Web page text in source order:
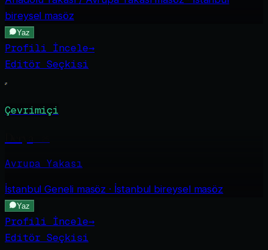
bireysel masöz
Yaz
Profili İncele→
Editör Seçkisi
Çevrimiçi
Avrupa Yakası
İstanbul Genelimasöz · İstanbul bireysel masöz
Yaz
Profili İncele→
Editör Seçkisi